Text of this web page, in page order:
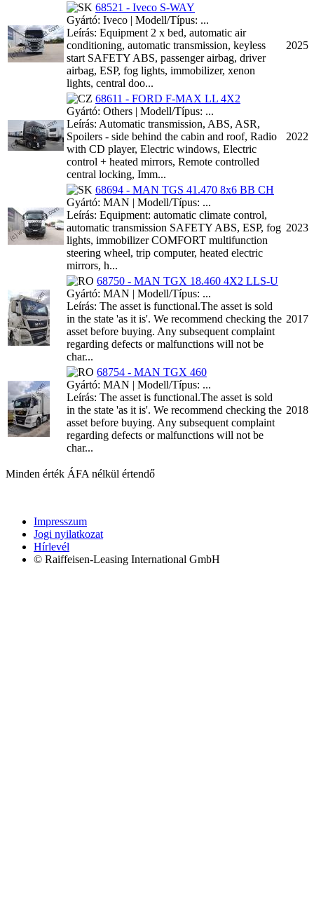
68521 - Iveco S-WAY
Gyártó: Iveco | Modell/Típus: ...
Leírás: Equipment 2 x bed, automatic air
conditioning, automatic transmission, keyless
start SAFETY ABS, passenger airbag, driver
airbag, ESP, fog lights, immobilizer, xenon
lights, central doo...
2025
68611 - FORD F-MAX LL 4X2
Gyártó: Others | Modell/Típus: ...
Leírás: Automatic transmission, ABS, ASR,
Spoilers - side behind the cabin and roof, Radio
with CD player, Electric windows, Electric
control + heated mirrors, Remote controlled
central locking, Imm...
2022
68694 - MAN TGS 41.470 8x6 BB CH
Gyártó: MAN | Modell/Típus: ...
Leírás: Equipment: automatic climate control,
automatic transmission SAFETY ABS, ESP, fog
lights, immobilizer COMFORT multifunction
steering wheel, trip computer, heated electric
mirrors, h...
2023
68750 - MAN TGX 18.460 4X2 LLS-U
Gyártó: MAN | Modell/Típus: ...
Leírás: The asset is functional.The asset is sold
in the state 'as it is'. We recommend checking the
asset before buying. Any subsequent complaint
regarding defects or malfunctions will not be
char...
2017
68754 - MAN TGX 460
Gyártó: MAN | Modell/Típus: ...
Leírás: The asset is functional.The asset is sold
in the state 'as it is'. We recommend checking the
asset before buying. Any subsequent complaint
regarding defects or malfunctions will not be
char...
2018
Minden érték ÁFA nélkül értendő
Impresszum
Jogi nyilatkozat
Hírlevél
© Raiffeisen-Leasing International GmbH